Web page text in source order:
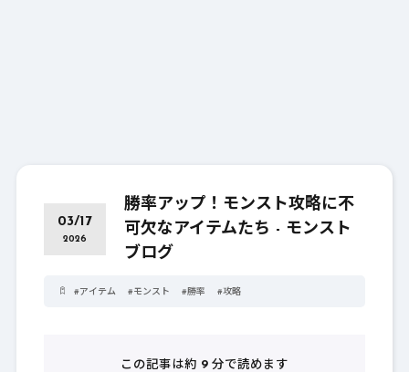
03/17
2026
勝率アップ！モンスト攻略に不
可欠なアイテムたち - モンスト
ブログ
#アイテム #モンスト #勝率 #攻略
この記事は約 9 分で読めます